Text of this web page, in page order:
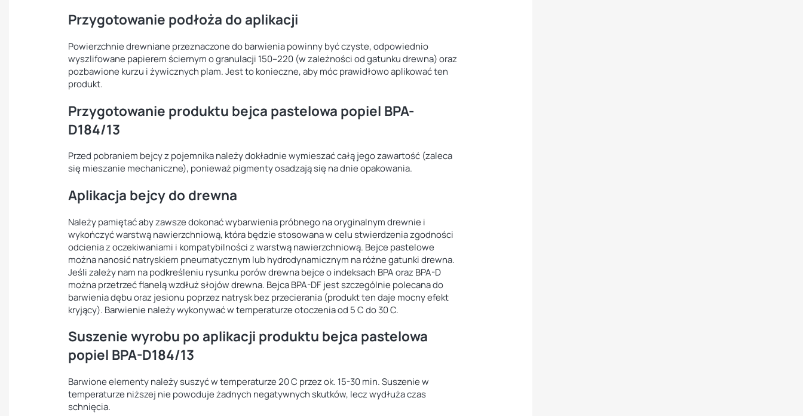
Przygotowanie podłoża do aplikacji
Powierzchnie drewniane przeznaczone do barwienia powinny być czyste, odpowiednio
wyszlifowane papierem ściernym o granulacji 150–220 (w zależności od gatunku drewna) oraz
pozbawione kurzu i żywicznych plam. Jest to konieczne, aby móc prawidłowo aplikować ten
produkt.
Przygotowanie produktu bejca pastelowa popiel BPA-
D184/13
Przed pobraniem bejcy z pojemnika należy dokładnie wymieszać całą jego zawartość (zaleca
się mieszanie mechaniczne), ponieważ pigmenty osadzają się na dnie opakowania.
Aplikacja bejcy do drewna
Należy pamiętać aby zawsze dokonać wybarwienia próbnego na oryginalnym drewnie i
wykończyć warstwą nawierzchniową, która będzie stosowana w celu stwierdzenia zgodności
odcienia z oczekiwaniami i kompatybilności z warstwą nawierzchniową. Bejce pastelowe
można nanosić natryskiem pneumatycznym lub hydrodynamicznym na różne gatunki drewna.
Jeśli zależy nam na podkreśleniu rysunku porów drewna bejce o indeksach BPA oraz BPA-D
można przetrzeć flanelą wzdłuż słojów drewna. Bejca BPA-DF jest szczególnie polecana do
barwienia dębu oraz jesionu poprzez natrysk bez przecierania (produkt ten daje mocny efekt
kryjący). Barwienie należy wykonywać w temperaturze otoczenia od 5 C do 30 C.
Suszenie wyrobu po aplikacji produktu bejca pastelowa
popiel BPA-D184/13
Barwione elementy należy suszyć w temperaturze 20 C przez ok. 15-30 min. Suszenie w
temperaturze niższej nie powoduje żadnych negatywnych skutków, lecz wydłuża czas
schnięcia.